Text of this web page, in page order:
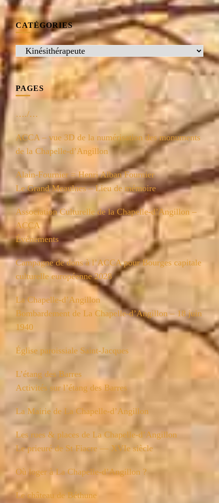
CATÉGORIES
Catégories
PAGES
…./…
ACCA – vue 3D de la numérisation des monuments
de la Chapelle-d’Angillon
Alain-Fournier = Henri Alban Fournier
Le Grand Meaulnes – Lieu de mémoire
Association Culturelle de la Chapelle-d’Angillon –
ACCA
Événements
Campagne de dons à l’ACCA pour Bourges capitale
culturelle européenne 2028
La Chapelle-d’Angillon
Bombardement de La Chapelle-d’Angillon – 18 juin
1940
Église paroissiale Saint-Jacques
L’étang des Barres
Activités sur l’étang des Barres
La Mairie de La Chapelle-d’Angillon
Les rues & places de La Chapelle-d’Angillon
Le prieuré de St Fiacre — XVIe siècle
Où loger à La Chapelle-d’Angillon ?
Le château de Béthune